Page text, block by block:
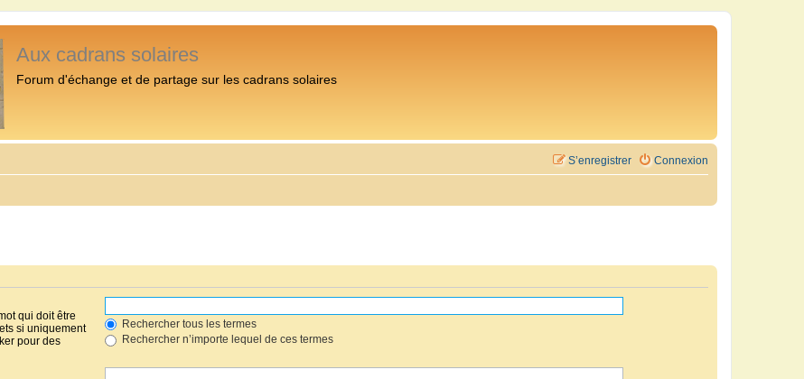
Aux cadrans solaires
Forum d'échange et de partage sur les cadrans solaires
Connexion
S’enregistrer
qui doit être
si uniquement
pour des
Rechercher tous les termes
Rechercher n’importe lequel de ces termes